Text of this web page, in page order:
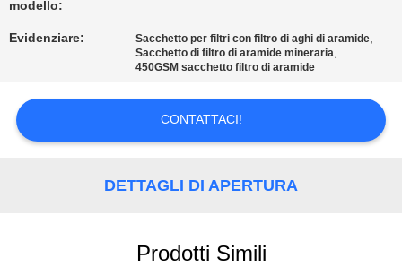
CONTATTICI
NOTIZIE
modello:
Evidenziare: Sacchetto per filtri con filtro di aghi di aramide,
Sacchetto di filtro di aramide mineraria,
450GSM sacchetto filtro di aramide
CONTATTACI!
DETTAGLI DI APERTURA
Prodotti Simili